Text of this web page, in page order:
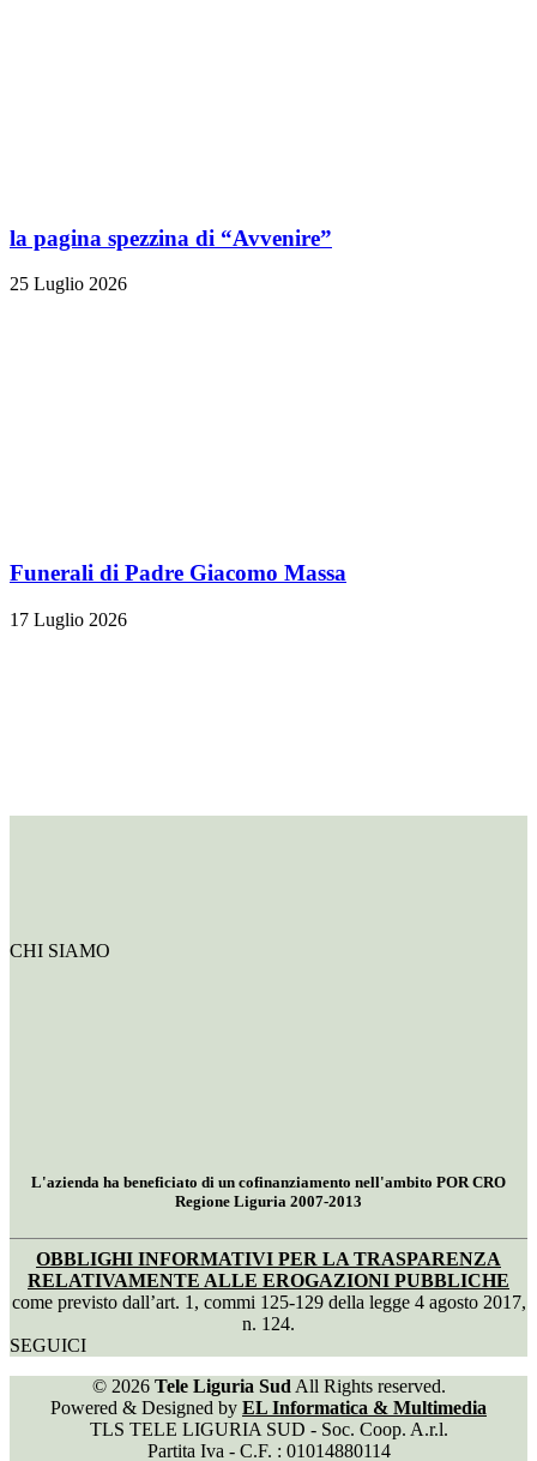
la pagina spezzina di “Avvenire”
25 Luglio 2026
Funerali di Padre Giacomo Massa
17 Luglio 2026
CHI SIAMO
L'azienda ha beneficiato di un cofinanziamento nell'ambito POR CRO
Regione Liguria 2007-2013
OBBLIGHI INFORMATIVI PER LA TRASPARENZA
RELATIVAMENTE ALLE EROGAZIONI PUBBLICHE
come previsto dall’art. 1, commi 125-129 della legge 4 agosto 2017,
n. 124.
SEGUICI
© 2026 Tele Liguria Sud All Rights reserved.
Powered & Designed by EL Informatica & Multimedia
TLS TELE LIGURIA SUD - Soc. Coop. A.r.l.
Partita Iva - C.F. : 01014880114